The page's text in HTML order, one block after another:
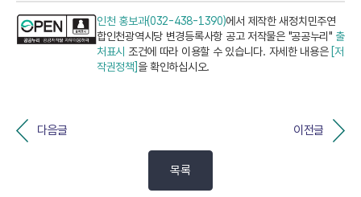
인천 홍보과(032-438-1390)에서 제작한 새정치민주연
합인천광역시당 변경등록사항 공고 저작물은 "공공누리" 출
처표시 조건에 따라 이용할 수 있습니다. 자세한 내용은 [저
작권정책]을 확인하십시오.
다음글 이전글
목록